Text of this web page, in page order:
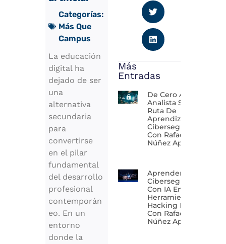
Categorías:
Más Que
Campus
La educación
digital ha
dejado de ser
una
alternativa
secundaria
para
convertirse
en el pilar
fundamental
del desarrollo
profesional
contemporán
eo. En un
entorno
donde la
Más
Entradas
De Cero A
Analista SOC:
Ruta De
Aprendizaje En
Ciberseguridad
Con Rafael
Núñez Aponte
Aprender
Ciberseguridad
Con IA En 2026:
Herramientas Y
Hacking Ético
Con Rafael
Núñez Aponte